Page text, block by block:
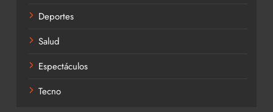
Deportes
Salud
Espectáculos
Tecno